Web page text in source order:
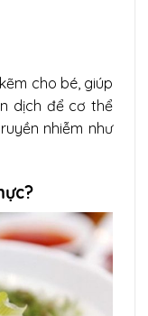
cho bé, giúp
dịch để cơ thể
nhiễm như